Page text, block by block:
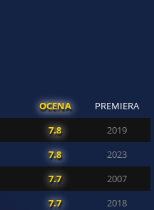
OCENA PREMIERA
7.8 2019
7.8 2023
7.7 2007
7.7 2018